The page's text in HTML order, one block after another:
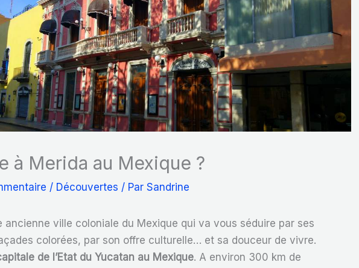
à Merida au Mexique ?
/ Découvertes / ParSandrine
ancienne ville coloniale du Mexique qui va vous séduire par ses
colorées, par son offre culturelle… et sa douceur de vivre.
de l’Etat du Yucatan au Mexique. A environ 300 km de